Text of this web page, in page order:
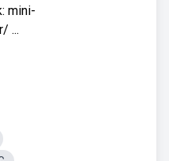
mini-
...